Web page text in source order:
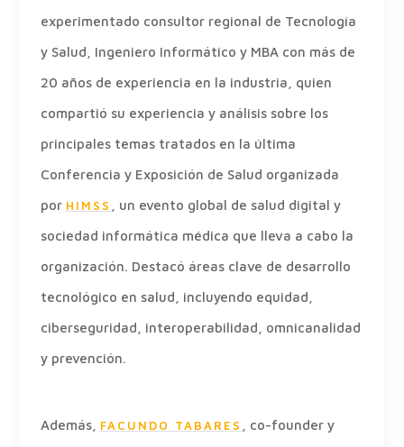
experimentado consultor regional de Tecnología
y Salud, Ingeniero Informático y MBA con más de
20 años de experiencia en la industria, quien
compartió su experiencia y análisis sobre los
principales temas tratados en la última
Conferencia y Exposición de Salud organizada
por HIMSS
, un evento global de salud digital y
sociedad informática médica que lleva a cabo la
organización. Destacó áreas clave de desarrollo
tecnológico en salud, incluyendo equidad,
ciberseguridad, interoperabilidad, omnicanalidad
y prevención.
Además, FACUNDO TABARES
, co-founder y